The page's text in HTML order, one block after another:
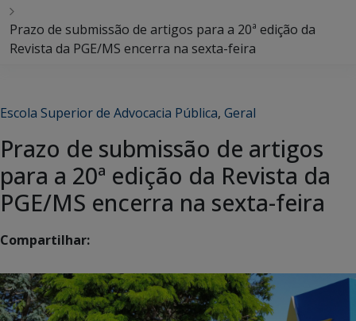
Prazo de submissão de artigos para a 20ª edição da
Revista da PGE/MS encerra na sexta-feira
Escola Superior de Advocacia Pública, Geral
Prazo de submissão de artigos
para a 20ª edição da Revista da
PGE/MS encerra na sexta-feira
Compartilhar: